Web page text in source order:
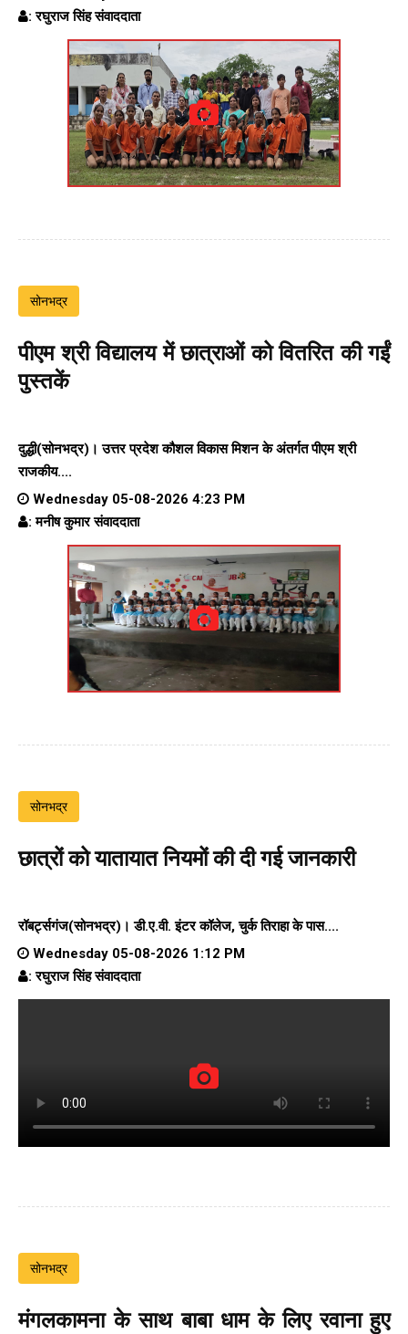
: रघुराज सिंह संवाददाता
सोनभद्र
पीएम श्री विद्यालय में छात्राओं को वितरित की गईं
पुस्तकें
दुद्धी(सोनभद्र)। उत्तर प्रदेश कौशल विकास मिशन के अंतर्गत पीएम श्री
राजकीय....
Wednesday 05-08-2026 4:23 PM
: मनीष कुमार संवाददाता
सोनभद्र
छात्रों को यातायात नियमों की दी गई जानकारी
रॉबर्ट्सगंज(सोनभद्र)। डी.ए.वी. इंटर कॉलेज, चुर्क तिराहा के पास....
Wednesday 05-08-2026 1:12 PM
: रघुराज सिंह संवाददाता
सोनभद्र
मंगलकामना के साथ बाबा धाम के लिए रवाना हुए